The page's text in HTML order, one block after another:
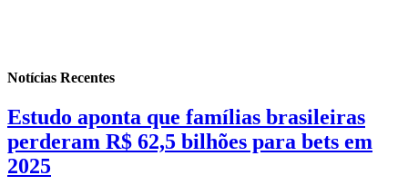
Notícias Recentes
Estudo aponta que famílias brasileiras
perderam R$ 62,5 bilhões para bets em
2025